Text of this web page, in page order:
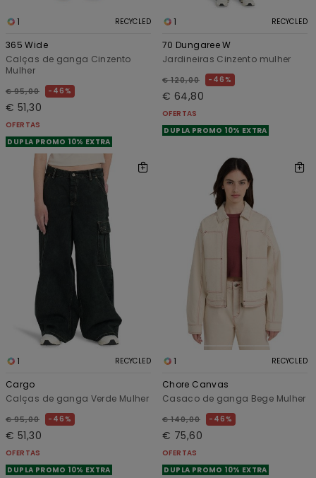
1 RECYCLED
365 Wide
Calças de ganga Cinzento
Mulher
€ 95,00 46%
€ 51,30
OFERTAS
DUPLA PROMO 10% EXTRA
1 RECYCLED
70 Dungaree W
Jardineiras Cinzento mulher
€ 120,00 46%
€ 64,80
OFERTAS
DUPLA PROMO 10% EXTRA
1 RECYCLED
Cargo
Calças de ganga Verde Mulher
€ 95,00 46%
€ 51,30
OFERTAS
DUPLA PROMO 10% EXTRA
1 RECYCLED
Chore Canvas
Casaco de ganga Bege Mulher
€ 140,00 46%
€ 75,60
OFERTAS
DUPLA PROMO 10% EXTRA